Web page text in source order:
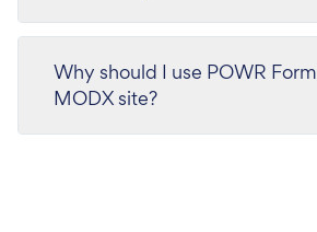
Why should I use POWR Form on my
MODX site?